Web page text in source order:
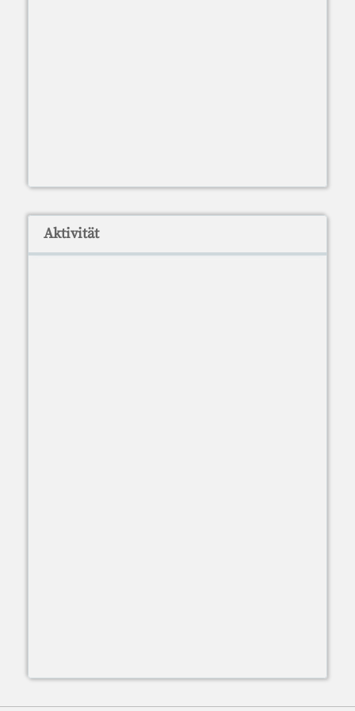
Aktivität